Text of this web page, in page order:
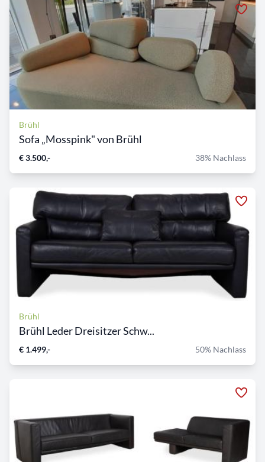
Brühl
Sofa „Mosspink" von Brühl
€ 3.500,- 38% Nachlass
Brühl
Brühl Leder Dreisitzer Schw...
€ 1.499,- 50% Nachlass